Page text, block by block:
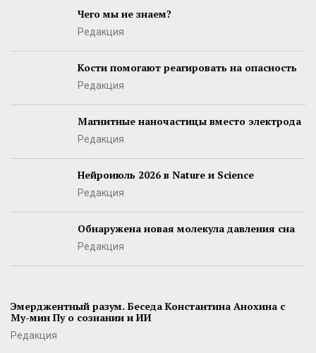
Чего мы не знаем?
Редакция
Кости помогают реагировать на опасность
Редакция
Магнитные наночастицы вместо электрода
Редакция
Нейроиюль 2026 в Nature и Science
Редакция
Обнаружена новая молекула давления сна
Редакция
Эмерджентный разум. Беседа Константина Анохина с
Му-мин Пу о сознании и ИИ
Редакция